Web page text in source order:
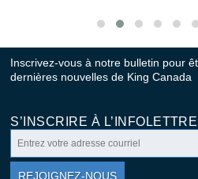
Inscrivez-vous à notre bulletin pour
dernières nouvelles de King Canada
S’INSCRIRE À L’INFOLETTRE
REJOIGNEZ-NOUS